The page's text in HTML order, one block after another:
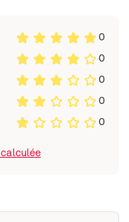
0
0
0
0
0